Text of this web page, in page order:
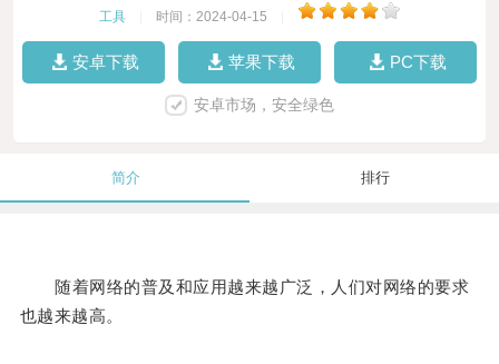
工具 时间：2024-04-15
安卓下载 苹果下载 PC下载
安卓市场，安全绿色
简介 排行
随着网络的普及和应用越来越广泛，人们对网络的要求
也越来越高。